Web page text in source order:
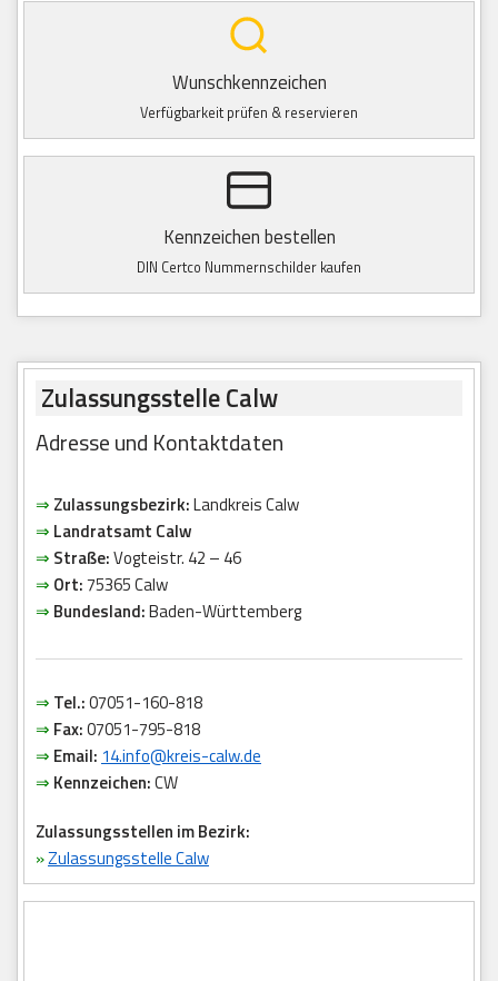
Wunschkennzeichen
Verfügbarkeit prüfen & reservieren
Kennzeichen bestellen
DIN Certco Nummernschilder kaufen
Zulassungsstelle Calw
Adresse und Kontaktdaten
⇒ Zulassungsbezirk:Landkreis Calw
⇒ Landratsamt Calw
⇒ Straße:Vogteistr. 42 – 46
⇒ Ort:75365 Calw
⇒ Bundesland:Baden-Württemberg
⇒ Tel.:07051-160-818
⇒ Fax:07051-795-818
⇒ Email: 14.info@kreis-calw.de
⇒ Kennzeichen:CW
Zulassungsstellen im Bezirk:
»Zulassungsstelle Calw